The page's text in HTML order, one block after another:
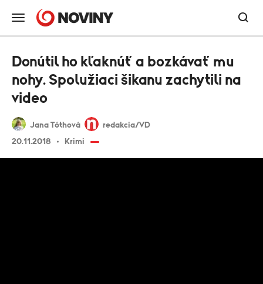
Jana Tóthová
redakcia/VD
20.11.2018
Krimi
Donútil ho kľaknúť a bozkávať mu
nohy. Spolužiaci šikanu zachytili na
video